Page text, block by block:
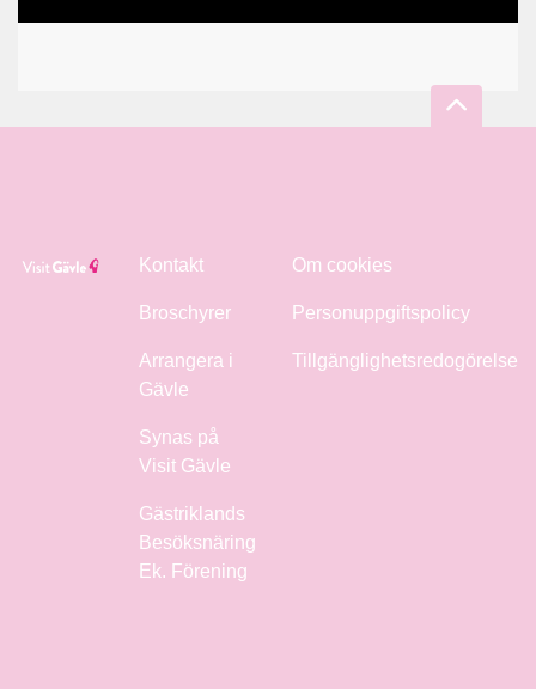
Kontakt
Broschyrer
Arrangera i
Gävle
Synas på
Visit Gävle
Gästriklands
Besöksnäring
Ek. Förening
Om cookies
Personuppgiftspolicy
Tillgänglighetsredogörelse